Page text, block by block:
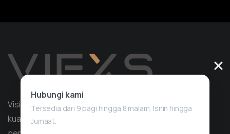
Hubungi kami
Tersedia dari 9 pagi hingga 8 malam, Isnin hingga
Jumaat.
Vision Quant ialah syarikat perkhidmatan perdagangan
kuantitatif dengan lebih 10 tahun pengalaman dalam